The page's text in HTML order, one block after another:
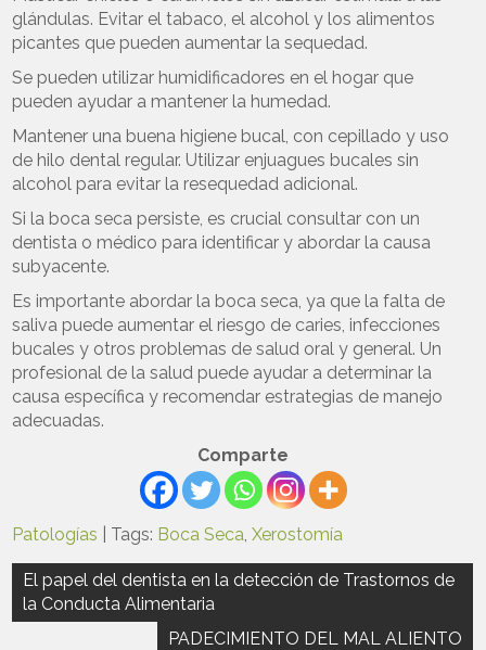
glándulas. Evitar el tabaco, el alcohol y los alimentos
picantes que pueden aumentar la sequedad.
Se pueden utilizar humidificadores en el hogar que
pueden ayudar a mantener la humedad.
Mantener una buena higiene bucal, con cepillado y uso
de hilo dental regular. Utilizar enjuagues bucales sin
alcohol para evitar la resequedad adicional.
Si la boca seca persiste, es crucial consultar con un
dentista o médico para identificar y abordar la causa
subyacente.
Es importante abordar la boca seca, ya que la falta de
saliva puede aumentar el riesgo de caries, infecciones
bucales y otros problemas de salud oral y general. Un
profesional de la salud puede ayudar a determinar la
causa específica y recomendar estrategias de manejo
adecuadas.
Comparte
Patologías | Tags: Boca Seca,Xerostomía
Navegación
de
El papel del dentista en la detección de Trastornos de
la Conducta Alimentaria
PADECIMIENTO DEL MAL ALIENTO